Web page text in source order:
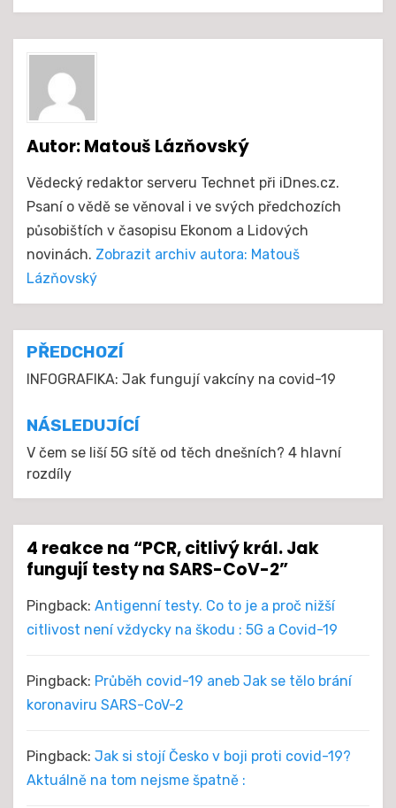
Autor:Matouš Lázňovský
Vědecký redaktor serveru Technet při iDnes.cz.
Psaní o vědě se věnoval i ve svých předchozích
působištích v časopisu Ekonom a Lidových
novinách. Zobrazit archiv autora: Matouš
Lázňovský
Navigace
pro
příspěvek
PŘEDCHOZÍ
INFOGRAFIKA: Jak fungují vakcíny na covid-19
NÁSLEDUJÍCÍ
V čem se liší 5G sítě od těch dnešních? 4 hlavní
rozdíly
4 reakce na “PCR, citlivý král. Jak
fungují testy na SARS-CoV-2”
Pingback: Antigenní testy. Co to je a proč nižší
citlivost není vždycky na škodu : 5G a Covid-19
Pingback: Průběh covid-19 aneb Jak se tělo brání
koronaviru SARS-CoV-2
Pingback: Jak si stojí Česko v boji proti covid-19?
Aktuálně na tom nejsme špatně :